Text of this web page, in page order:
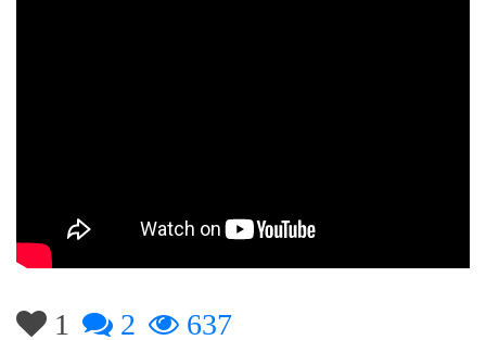
1 2 637